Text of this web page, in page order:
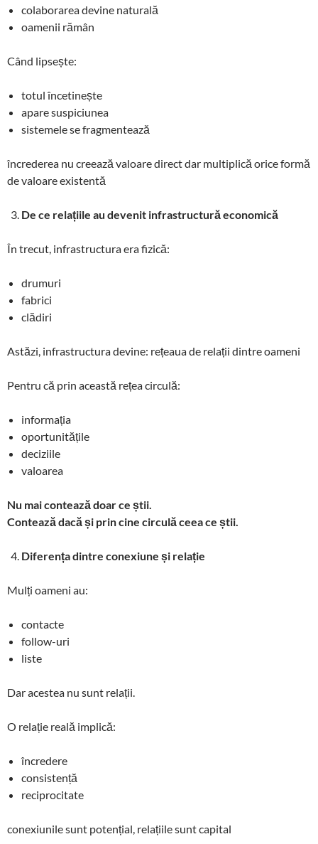
colaborarea devine naturală
oamenii rămân
Când lipsește:
totul încetinește
apare suspiciunea
sistemele se fragmentează
încrederea nu creează valoare direct dar multiplică orice formă
de valoare existentă
De ce relațiile au devenit infrastructură economică
În trecut, infrastructura era fizică:
drumuri
fabrici
clădiri
Astăzi, infrastructura devine: rețeaua de relații dintre oameni
Pentru că prin această rețea circulă:
informația
oportunitățile
deciziile
valoarea
Nu mai contează doar ce știi.
Contează dacă și prin cine circulă ceea ce știi.
Diferența dintre conexiune și relație
Mulți oameni au:
contacte
follow-uri
liste
Dar acestea nu sunt relații.
O relație reală implică:
încredere
consistență
reciprocitate
conexiunile sunt potențial, relațiile sunt capital